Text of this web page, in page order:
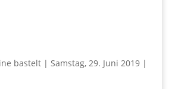
bastelt| Samstag, 29. Juni 2019|